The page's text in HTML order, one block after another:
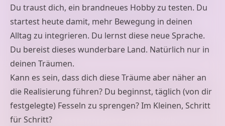
Du traust dich, ein brandneues Hobby zu testen. Du
startest heute damit, mehr Bewegung in deinen
Alltag zu integrieren. Du lernst diese neue Sprache.
Du bereist dieses wunderbare Land. Natürlich nur in
deinen Träumen.
Kann es sein, dass dich diese Träume aber näher an
die Realisierung führen? Du beginnst, täglich (von dir
festgelegte) Fesseln zu sprengen? Im Kleinen, Schritt
für Schritt?